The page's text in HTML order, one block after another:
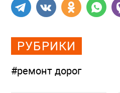
РУБРИКИ
#ремонт дорог